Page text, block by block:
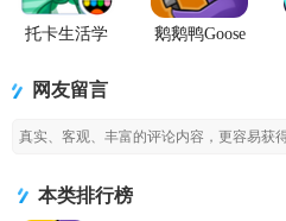
托卡生活学
鹅鹅鸭Goose
网友留言
本类排行榜